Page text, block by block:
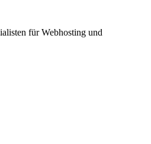
für Webhosting und